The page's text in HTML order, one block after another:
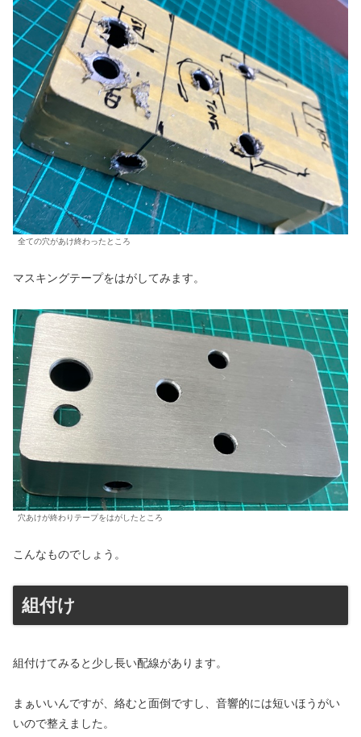
全ての穴があけ終わったところ
マスキングテープをはがしてみます。
穴あけが終わりテープをはがしたところ
こんなものでしょう。
組付け
組付けてみると少し長い配線があります。
まぁいいんですが、絡むと面倒ですし、音響的には短いほうがい
いので整えました。